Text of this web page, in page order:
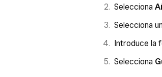
Selecciona
Selecciona
Introduce la
Selecciona